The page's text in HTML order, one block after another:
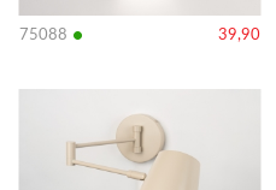
75088 • 39,90
Bekijk